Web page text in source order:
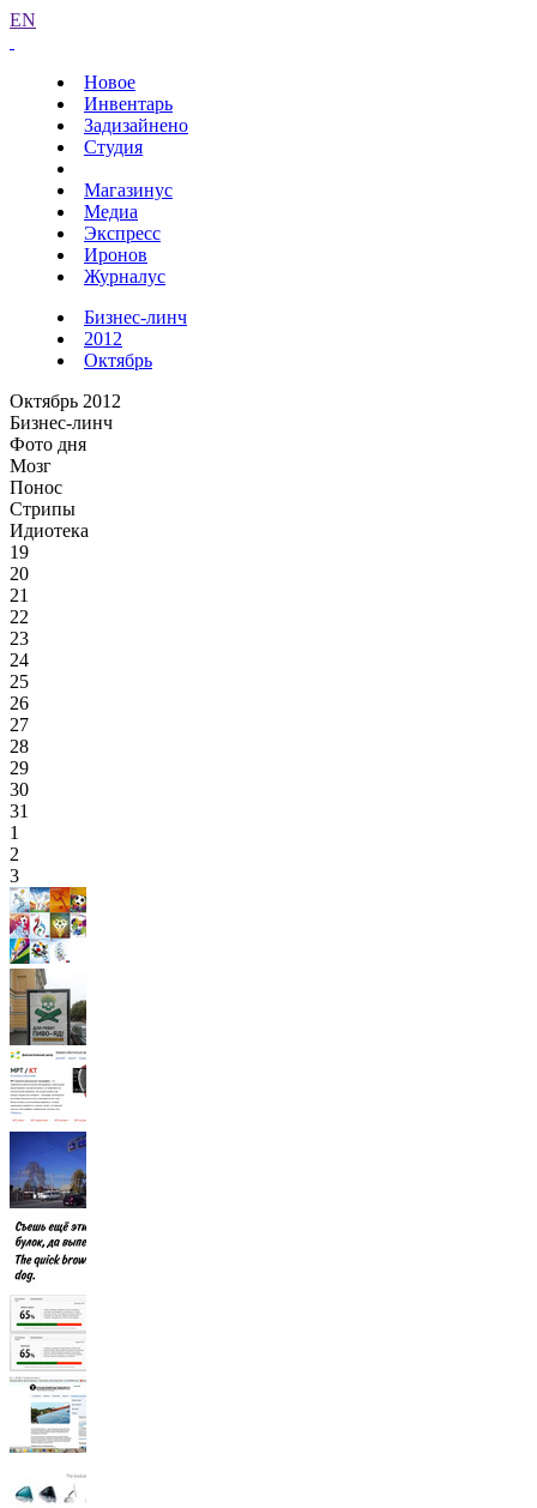
EN
Новое
Инвентарь
Задизайнено
Студия
Магазинус
Медиа
Экспресс
Иронов
Журналус
Бизнес-линч
2012
Октябрь
Октябрь 2012
Бизнес-линч
Фото дня
Мозг
Понос
Стрипы
Идиотека
19
20
21
22
23
24
25
26
27
28
29
30
31
1
2
3